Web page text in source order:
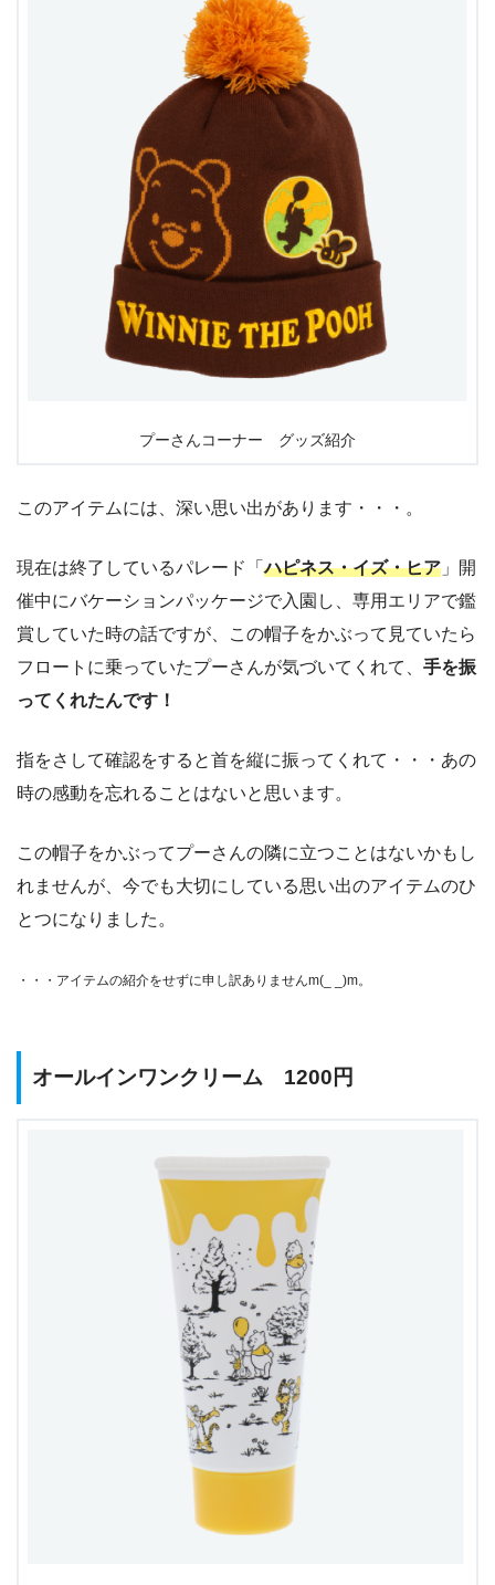
プーさんコーナー グッズ紹介
このアイテムには、深い思い出があります・・・。
現在は終了しているパレード「ハピネス・イズ・ヒア 」開
催中にバケーションパッケージで入園し、専用エリアで鑑
賞していた時の話ですが、この帽子をかぶって見ていたら
フロートに乗っていたプーさんが気づいてくれて、 手を振
ってくれたんです！
指をさして確認をすると首を縦に振ってくれて・・・あの
時の感動を忘れることはないと思います。
この帽子をかぶってプーさんの隣に立つことはないかもし
れませんが、今でも大切にしている思い出のアイテムのひ
とつになりました。
・・・アイテムの紹介をせずに申し訳ありませんm(_ _)m。
オールインワンクリーム 1200円